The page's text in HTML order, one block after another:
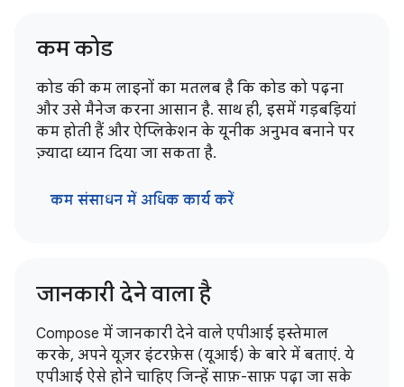
कम कोड
कोड की कम लाइनों का मतलब है कि कोड को पढ़ना
और उसे मैनेज करना आसान है. साथ ही, इसमें गड़बड़ियां
कम होती हैं और ऐप्लिकेशन के यूनीक अनुभव बनाने पर
ज़्यादा ध्यान दिया जा सकता है.
कम संसाधन में अधिक कार्य करें
जानकारी देने वाला है
Compose में जानकारी देने वाले एपीआई इस्तेमाल
करके, अपने यूज़र इंटरफ़ेस (यूआई) के बारे में बताएं. ये
एपीआई ऐसे होने चाहिए जिन्हें साफ़-साफ़ पढ़ा जा सके